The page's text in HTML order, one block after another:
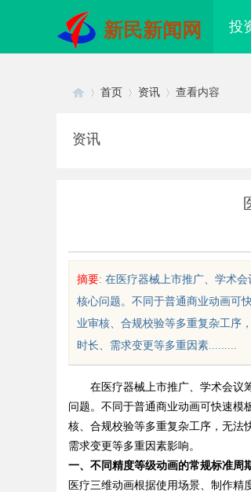
新民新闻网 投
uz
首页 资讯 查看内容
资讯
摘要: 在医疗器械上市推广、学术
核心问题。不同于普通商业动画可
业审核、合规校验等多重复杂工序
时长、需求变更等多重因素.........
在医疗器械上市推广、学术会议筹
问题。不同于普通商业动画可快速模
核、合规校验等多重复杂工序，无法
需求变更等多重因素影响。
一、不同精度等级动画的常规标准周
医疗三维动画根据使用场景、制作
武汉配眼镜 上海配眼镜